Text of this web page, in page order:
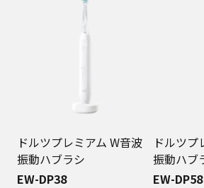
ドルツプレミアム W音波
振動ハブラシ
EW-DP38
ドルツプ
振動ハブ
EW-DP58